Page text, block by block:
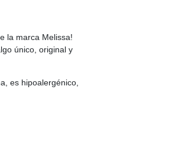
la marca Melissa!
único, original y
es hipoalergénico,